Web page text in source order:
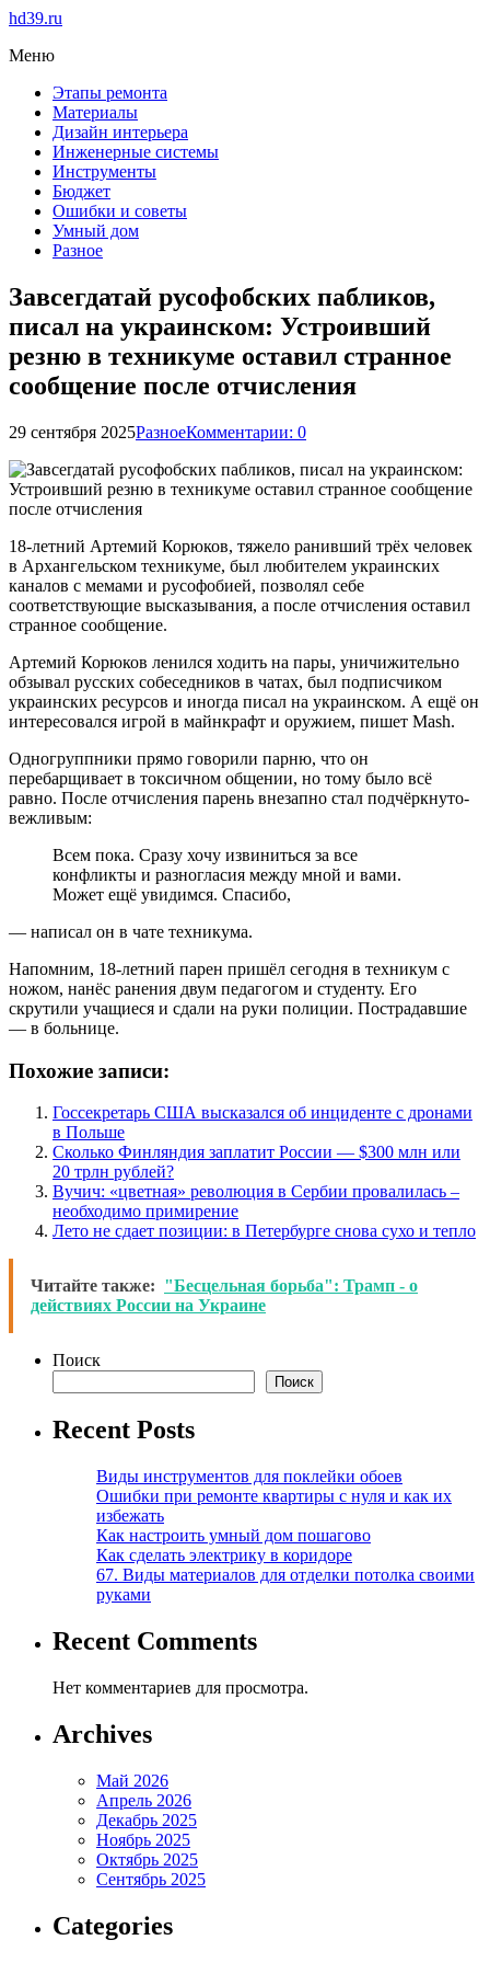
hd39.ru
Меню
Этапы ремонта
Материалы
Дизайн интерьера
Инженерные системы
Инструменты
Бюджет
Ошибки и советы
Умный дом
Разное
Завсегдатай русофобских пабликов,
писал на украинском: Устроивший
резню в техникуме оставил странное
сообщение после отчисления
29 сентября 2025РазноеКомментарии: 0
18-летний Артемий Корюков, тяжело ранивший трёх человек
в Архангельском техникуме, был любителем украинских
каналов с мемами и русофобией, позволял себе
соответствующие высказывания, а после отчисления оставил
странное сообщение.
Артемий Корюков ленился ходить на пары, уничижительно
обзывал русских собеседников в чатах, был подписчиком
украинских ресурсов и иногда писал на украинском. А ещё он
интересовался игрой в майнкрафт и оружием, пишет Mash.
Одногруппники прямо говорили парню, что он
перебарщивает в токсичном общении, но тому было всё
равно. После отчисления парень внезапно стал подчёркнуто-
вежливым:
Всем пока. Сразу хочу извиниться за все
конфликты и разногласия между мной и вами.
Может ещё увидимся. Спасибо,
— написал он в чате техникума.
Напомним, 18-летний парен пришёл сегодня в техникум с
ножом, нанёс ранения двум педагогом и студенту. Его
скрутили учащиеся и сдали на руки полиции. Пострадавшие
— в больнице.
Похожие записи:
Госсекретарь США высказался об инциденте с дронами
в Польше
Сколько Финляндия заплатит России — $300 млн или
20 трлн рублей?
Вучич: «цветная» революция в Сербии провалилась –
необходимо примирение
Лето не сдает позиции: в Петербурге снова сухо и тепло
Читайте также: "Бесцельная борьба": Трамп - о
действиях России на Украине
Поиск
Поиск
Recent Posts
Виды инструментов для поклейки обоев
Ошибки при ремонте квартиры с нуля и как их
избежать
Как настроить умный дом пошагово
Как сделать электрику в коридоре
67. Виды материалов для отделки потолка своими
руками
Recent Comments
Нет комментариев для просмотра.
Archives
Май 2026
Апрель 2026
Декабрь 2025
Ноябрь 2025
Октябрь 2025
Сентябрь 2025
Categories